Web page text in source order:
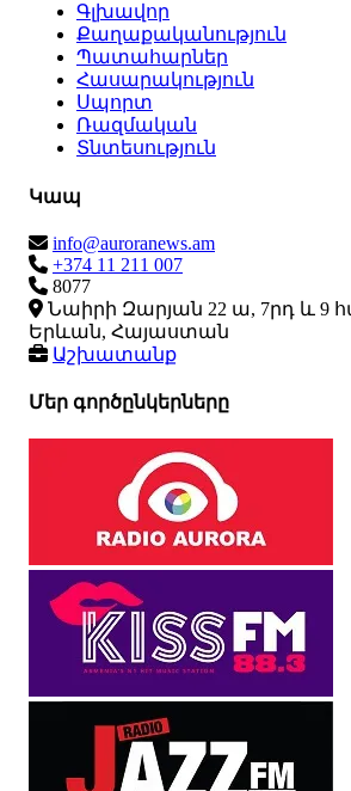
Գլխավոր
Քաղաքականություն
Պատահարներ
Հասարակություն
Սպորտ
Ռազմական
Տնտեսություն
Կապ
info@auroranews.am
+374 11 211 007
8077
Նաիրի Զարյան 22 ա, 7րդ և 9
Երևան, Հայաստան
Աշխատանք
Մեր գործընկերները